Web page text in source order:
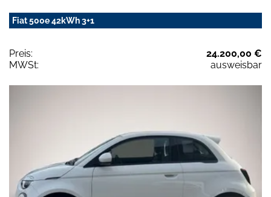
Fiat 500e 42kWh 3+1
Preis:
24.200,00 €
MWSt:
ausweisbar